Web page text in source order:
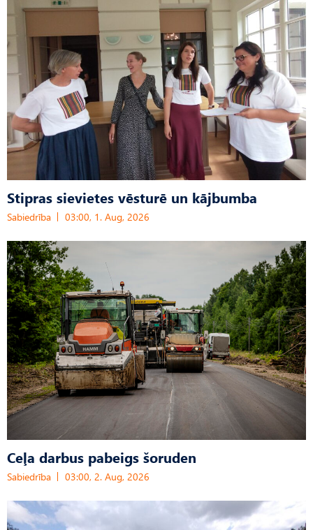
Stipras sievietes vēsturē un kājbumba
Sabiedrība 03:00, 1. Aug, 2026
Ceļa darbus pabeigs šoruden
Sabiedrība 03:00, 2. Aug, 2026